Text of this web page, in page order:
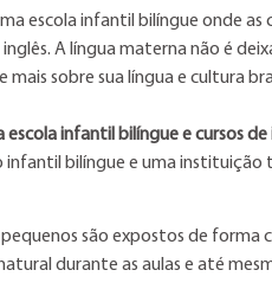
escola infantil bilíngue onde as
A língua materna não é
sobre sua língua e cultura
infantil bilíngue e cursos de
infantil bilíngue e uma instituição
são expostos de forma
durante as aulas e até